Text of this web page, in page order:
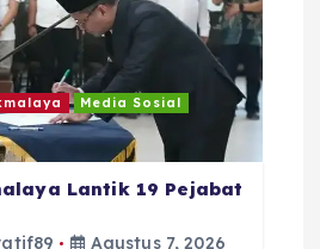
Media Sosial
Lantik 19 Pejabat
Agustus 7, 2026